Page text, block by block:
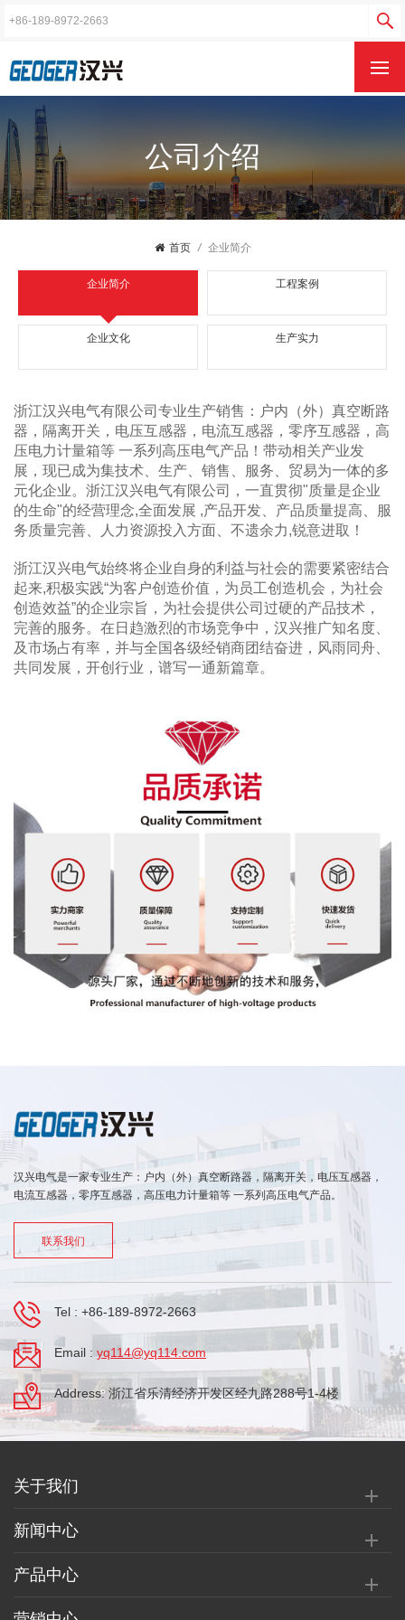
公司介绍
首页 / 企业简介
企业简介 工程案例
企业文化 生产实力
浙江汉兴电气有限公司专业生产销售：户内（外）真空断路
器，隔离开关，电压互感器，电流互感器，零序互感器，高
压电力计量箱等 一系列高压电气产品！带动相关产业发
展，现已成为集技术、生产、销售、服务、贸易为一体的多
元化企业。浙江汉兴电气有限公司，一直贯彻"质量是企业
的生命"的经营理念,全面发展 ,产品开发、产品质量提高、服
务质量完善、人力资源投入方面、不遗余力,锐意进取！
浙江汉兴电气始终将企业自身的利益与社会的需要紧密结合
起来,积极实践“为客户创造价值，为员工创造机会，为社会
创造效益”的企业宗旨，为社会提供公司过硬的产品技术，
完善的服务。在日趋激烈的市场竞争中，汉兴推广知名度、
及市场占有率，并与全国各级经销商团结奋进，风雨同舟、
共同发展，开创行业，谱写一通新篇章。
汉兴电气是一家专业生产：户内（外）真空断路器，隔离开关，电压互感器，
电流互感器，零序互感器，高压电力计量箱等 一系列高压电气产品。
联系我们
Tel : +86-189-8972-2663
Email : yq114@yq114.com
Address: 浙江省乐清经济开发区经九路288号1-4楼
关于我们
新闻中心
产品中心